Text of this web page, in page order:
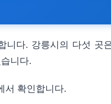
다. 강릉시의 다섯 곳
니다.
서 확인합니다.